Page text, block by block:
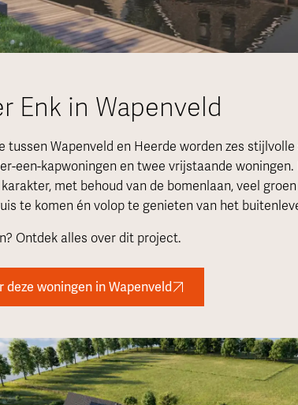
Enk in Wapenveld
tussen Wapenveld en Heerde worden zes
een-kapwoningen en twee vrijstaande woningen.
met behoud van de bomenlaan, veel
te komen én volop te genieten van het
Ontdek alles over dit project.
woningen in Wapenveld